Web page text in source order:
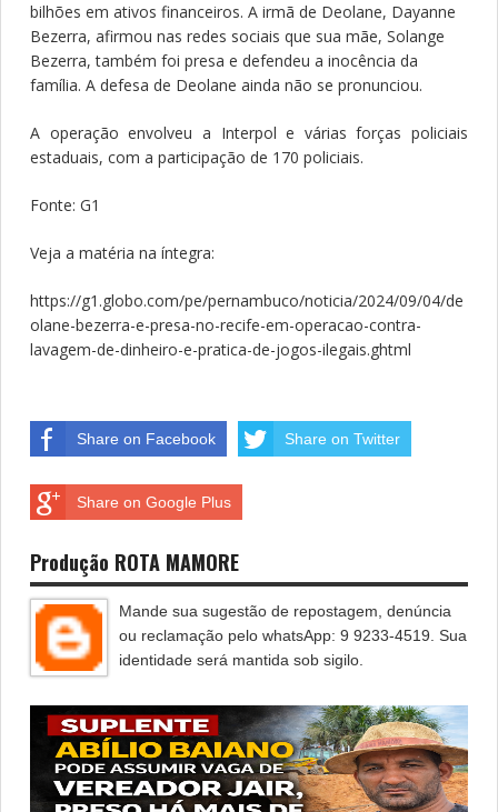
bilhões em ativos financeiros. A irmã de Deolane, Dayanne
Bezerra, afirmou nas redes sociais que sua mãe, Solange
Bezerra, também foi presa e defendeu a inocência da
família. A defesa de Deolane ainda não se pronunciou.
A operação envolveu a Interpol e várias forças policiais
estaduais, com a participação de 170 policiais.
Fonte: G1
Veja a matéria na íntegra:
https://g1.globo.com/pe/pernambuco/noticia/2024/09/04/de
olane-bezerra-e-presa-no-recife-em-operacao-contra-
lavagem-de-dinheiro-e-pratica-de-jogos-ilegais.ghtml
Share on Facebook Share on Twitter
Share on Google Plus
Produção ROTA MAMORE
Mande sua sugestão de repostagem, denúncia
ou reclamação pelo whatsApp: 9 9233-4519. Sua
identidade será mantida sob sigilo.